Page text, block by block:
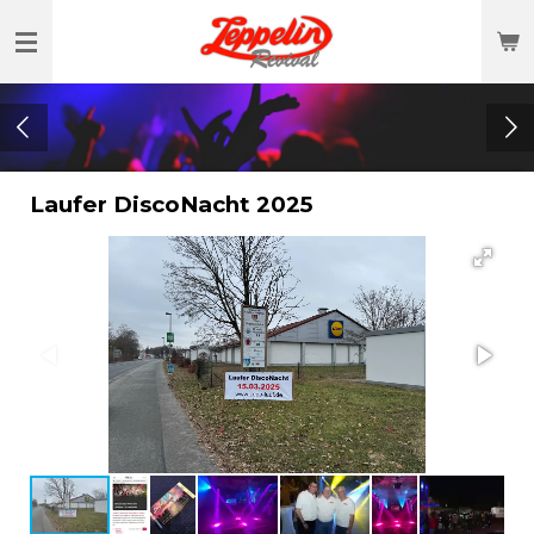
Hauptinhalt
Laufer DiscoNacht 2025